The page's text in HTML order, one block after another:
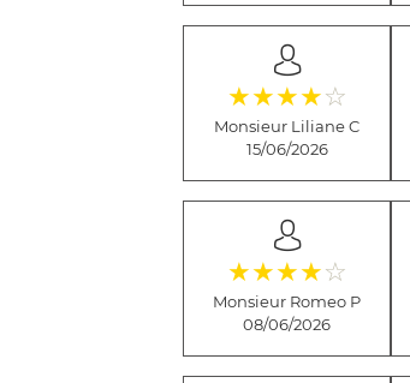
(*)
★ (*)
★ (*)
★ (*)
★ ( )
☆
Monsieur Liliane C
15/06/2026
(*)
★ (*)
★ (*)
★ (*)
★ ( )
☆
Monsieur Romeo P
08/06/2026